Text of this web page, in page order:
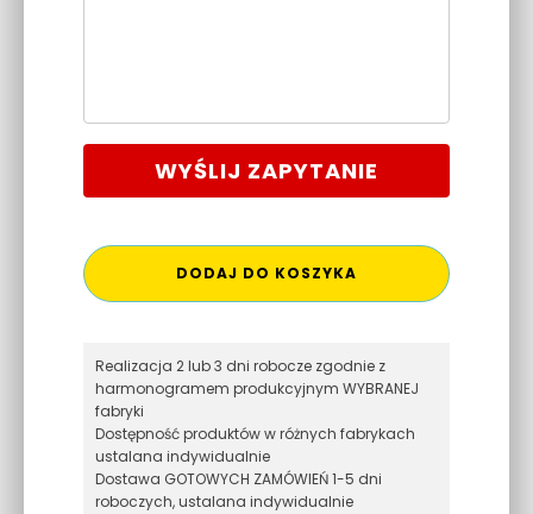
WYŚLIJ ZAPYTANIE
DODAJ DO KOSZYKA
Realizacja 2 lub 3 dni robocze zgodnie z
harmonogramem produkcyjnym WYBRANEJ
fabryki
Dostępność produktów w różnych fabrykach
ustalana indywidualnie
Dostawa GOTOWYCH ZAMÓWIEŃ 1-5 dni
roboczych, ustalana indywidualnie